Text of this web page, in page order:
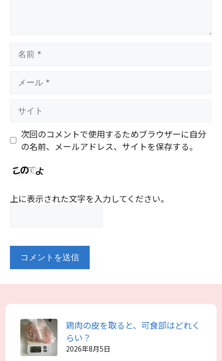
次回のコメントで使用するためブラウザーに自分
の名前、メールアドレス、サイトを保存する。
上に表示された文字を入力してください。
鶏肉の皮を取ると、可食部はどれく
らい？
2026年8月5日